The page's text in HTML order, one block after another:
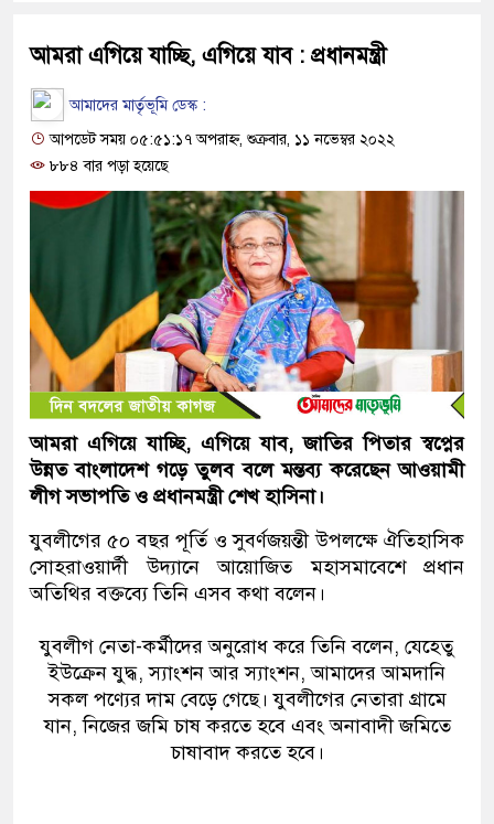
আমরা এগিয়ে যাচ্ছি, এগিয়ে যাব : প্রধানমন্ত্রী
আমাদের মার্তৃভূমি ডেস্ক :
আপডেট সময় ০৫:৫১:১৭ অপরাহ্ন, শুক্রবার, ১১ নভেম্বর ২০২২
৮৮৪ বার পড়া হয়েছে
আমরা এগিয়ে যাচ্ছি, এগিয়ে যাব, জাতির পিতার স্বপ্নের
উন্নত বাংলাদেশ গড়ে তুলব বলে মন্তব্য করেছেনআওয়ামী
লীগ সভাপতি ও প্রধানমন্ত্রী শেখ হাসিনা।
যুবলীগের ৫০ বছর পূর্তি ও সুবর্ণজয়ন্তী উপলক্ষে ঐতিহাসিক
সোহরাওয়ার্দী উদ্যানে আয়োজিত মহাসমাবেশে প্রধান
অতিথির বক্তব্যে তিনি এসব কথা বলেন।
যুবলীগ নেতা-কর্মীদের অনুরোধ করে তিনি বলেন, যেহেতু
ইউক্রেন যুদ্ধ, স্যাংশন আর স্যাংশন, আমাদের আমদানি
সকল পণ্যের দাম বেড়ে গেছে। যুবলীগের নেতারা গ্রামে
যান, নিজের জমি চাষ করতে হবে এবং অনাবাদী জমিতে
চাষাবাদ করতে হবে।